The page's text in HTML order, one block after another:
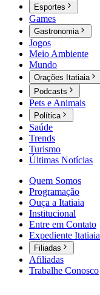
Esportes
Games
Gastronomia
Jogos
Meio Ambiente
Mundo
Orações Itatiaia
Podcasts
Pets e Animais
Política
Saúde
Trends
Turismo
Últimas Notícias
Quem Somos
Programação
Ouça a Itatiaia
Institucional
Entre em Contato
Expediente Itatiaia
Filiadas
Afiliadas
Trabalhe Conosco